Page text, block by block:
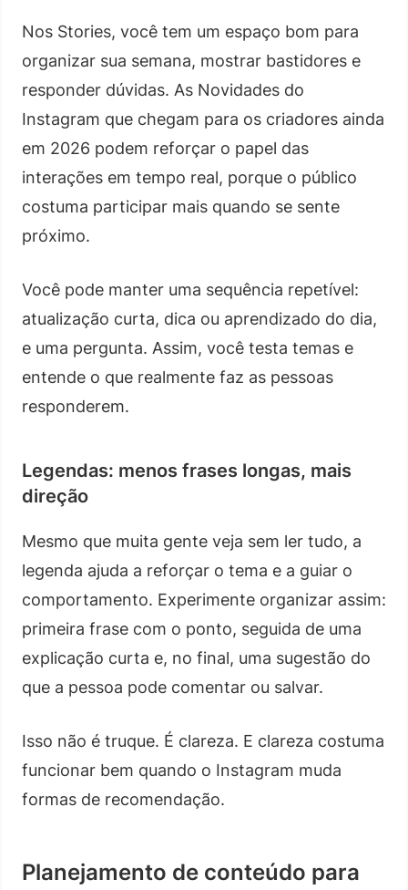
Nos Stories, você tem um espaço bom para
organizar sua semana, mostrar bastidores e
responder dúvidas. As Novidades do
Instagram que chegam para os criadores ainda
em 2026 podem reforçar o papel das
interações em tempo real, porque o público
costuma participar mais quando se sente
próximo.
Você pode manter uma sequência repetível:
atualização curta, dica ou aprendizado do dia,
e uma pergunta. Assim, você testa temas e
entende o que realmente faz as pessoas
responderem.
Legendas: menos frases longas, mais
direção
Mesmo que muita gente veja sem ler tudo, a
legenda ajuda a reforçar o tema e a guiar o
comportamento. Experimente organizar assim:
primeira frase com o ponto, seguida de uma
explicação curta e, no final, uma sugestão do
que a pessoa pode comentar ou salvar.
Isso não é truque. É clareza. E clareza costuma
funcionar bem quando o Instagram muda
formas de recomendação.
Planejamento de conteúdo para